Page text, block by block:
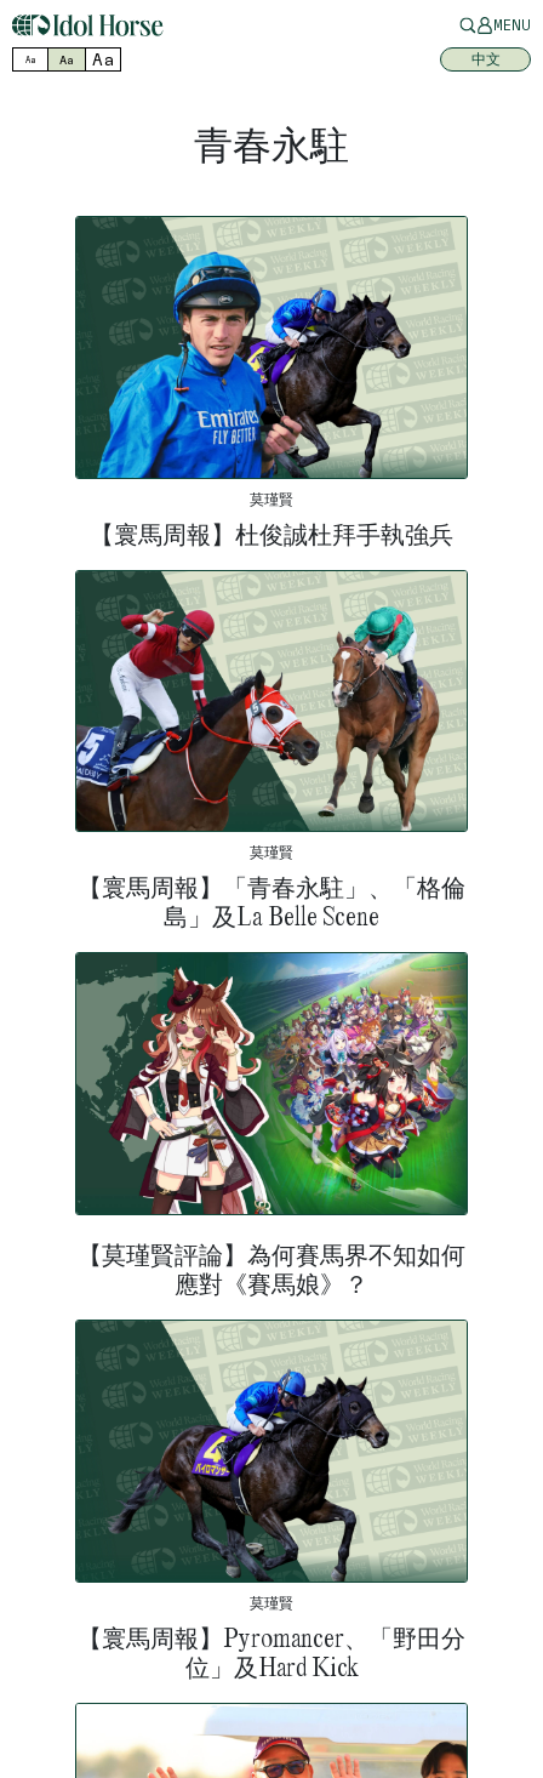
MENU
Aa Aa Aa 中文
青春永駐
莫瑾賢
【寰馬周報】杜俊誠杜拜手執強兵
莫瑾賢
【寰馬周報】「青春永駐」、「格倫
島」及La Belle Scene
【莫瑾賢評論】為何賽馬界不知如何
應對《賽馬娘》？
莫瑾賢
【寰馬周報】Pyromancer、「野田分
位」及Hard Kick